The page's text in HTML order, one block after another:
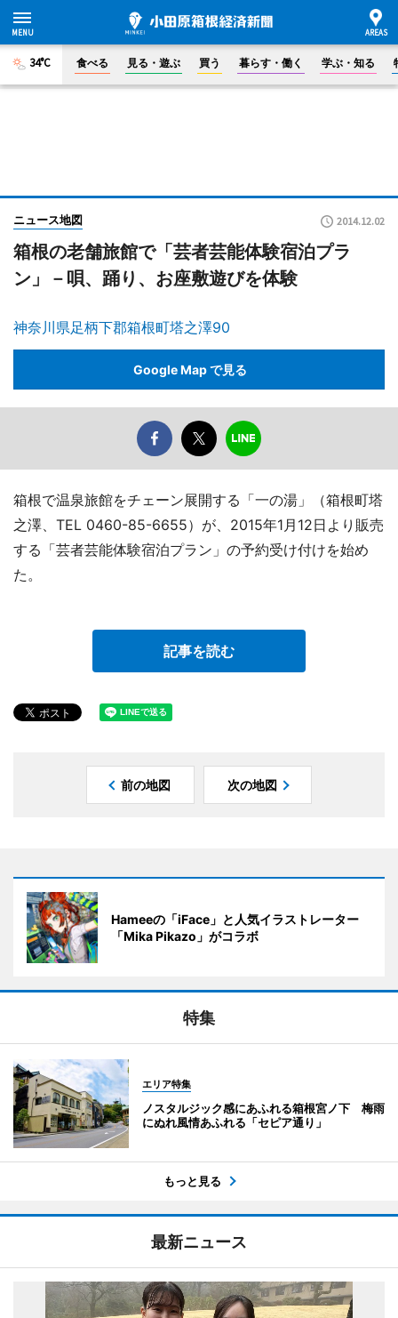
34°C 食べる 見る・遊ぶ 買う 暮らす・働く 学ぶ・知る
ニュース地図 2014.12.02
箱根の老舗旅館で「芸者芸能体験宿泊プラ
ン」－唄、踊り、お座敷遊びを体験
神奈川県足柄下郡箱根町塔之澤90
Google Map で見る
箱根で温泉旅館をチェーン展開する「一の湯」（箱根町塔
之澤、TEL 0460-85-6655）が、2015年1月12日より販売
する「芸者芸能体験宿泊プラン」の予約受け付けを始め
た。
記事を読む
前の地図 次の地図
Hameeの「iFace」と人気イラストレーター
「Mika Pikazo」がコラボ
特集
エリア特集
ノスタルジック感にあふれる箱根宮ノ下 梅雨
にぬれ風情あふれる「セピア通り」
もっと見る
最新ニュース